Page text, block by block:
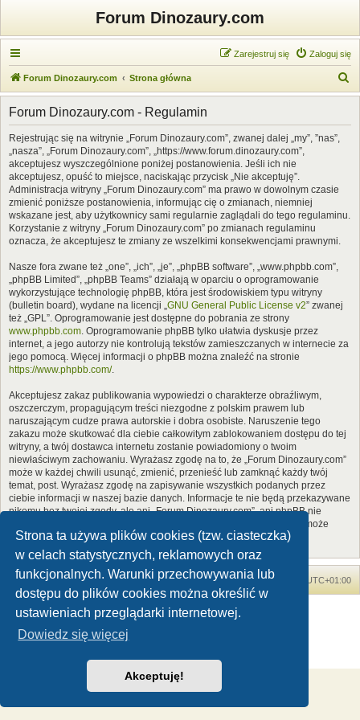
Strona ta używa plików cookies (tzw. ciasteczka)
w celach statystycznych, reklamowych oraz
funkcjonalnych. Warunki przechowywania lub
dostępu do plików cookies można określić w
ustawieniach przeglądarki internetowej.
Dowiedz się więcej
Akceptuję!
Forum Dinozaury.com
Zaloguj się
Zarejestruj się
Forum Dinozaury.com Strona główna
z
Forum Dinozaury.com - Regulamin
Rejestrując się na witrynie „Forum Dinozaury.com”, zwanej dalej „my”, ”nas”,
„nasza”, „Forum Dinozaury.com”, „https://www.forum.dinozaury.com”,
akceptujesz wyszczególnione poniżej postanowienia. Jeśli ich nie
akceptujesz, opuść to miejsce, naciskając przycisk „Nie akceptuję”.
Administracja witryny „Forum Dinozaury.com” ma prawo w dowolnym czasie
zmienić poniższe postanowienia, informując cię o zmianach, niemniej
wskazane jest, aby użytkownicy sami regularnie zaglądali do tego regulaminu.
Korzystanie z witryny „Forum Dinozaury.com” po zmianach regulaminu
oznacza, że akceptujesz te zmiany ze wszelkimi konsekwencjami prawnymi.
Nasze fora zwane też „one”, „ich”, „je”, „phpBB software”, „www.phpbb.com”,
„phpBB Limited”, „phpBB Teams” działają w oparciu o oprogramowanie
wykorzystujące technologię phpBB, która jest środowiskiem typu witryny
(bulletin board), wydane na licencji „GNU General Public License v2” zwanej
też „GPL”. Oprogramowanie jest dostępne do pobrania ze strony
www.phpbb.com. Oprogramowanie phpBB tylko ułatwia dyskusje przez
internet, a jego autorzy nie kontrolują tekstów zamieszczanych w internecie za
jego pomocą. Więcej informacji o phpBB można znaleźć na stronie
https://www.phpbb.com/.
Akceptujesz zakaz publikowania wypowiedzi o charakterze obraźliwym,
oszczerczym, propagującym treści niezgodne z polskim prawem lub
naruszającym cudze prawa autorskie i dobra osobiste. Naruszenie tego
zakazu może skutkować dla ciebie całkowitym zablokowaniem dostępu do tej
witryny, a twój dostawca internetu zostanie powiadomiony o twoim
niewłaściwym zachowaniu. Wyrażasz zgodę na to, że „Forum Dinozaury.com”
może w każdej chwili usunąć, zmienić, przenieść lub zamknąć każdy twój
temat, post. Wyrażasz zgodę na zapisywanie wszystkich podanych przez
ciebie informacji w naszej bazie danych. Informacje te nie będą przekazywane
nikomu bez twojej zgody, ale ani „Forum Dinozaury.com”, ani phpBB nie
ponosi odpowiedzialności za włamania do witryny, podczas których może
dojść do kradzieży danych.
Forum Dinozaury.com Strona główna Strefa czasowa UTC+01:00
Dinozaury.com© 2006-2020
Polski pakiet językowy dostarcza